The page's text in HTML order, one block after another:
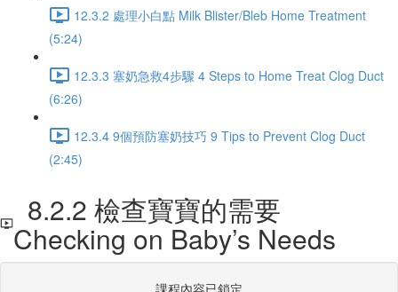
12.3.2 處理小白點 Milk Blister/Bleb Home Treatment
(5:24)
12.3.3 塞奶急救4步驟 4 Steps to Home Treat Clog Duct
(6:26)
12.3.4 9個預防塞奶技巧 9 Tips to Prevent Clog Duct
(2:45)
8.2.2 檢查寶寶的需要
Checking on Baby’s Needs
課程內容已鎖定